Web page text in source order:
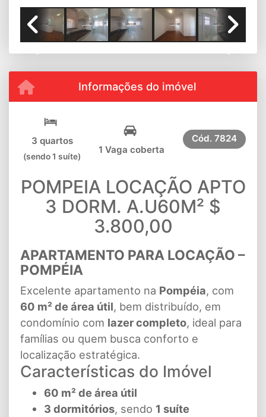
Informações do imóvel
3 quartos
(sendo 1 suíte)
1 Vaga coberta
Cód. 7824
POMPEIA LOCAÇÃO APTO
3 DORM. A.U60M² $
3.800,00
APARTAMENTO PARA LOCAÇÃO –
POMPÉIA
Excelente apartamento na Pompéia, com
60 m² de área útil, bem distribuído, em
condomínio com lazer completo, ideal para
famílias ou quem busca conforto e
localização estratégica.
Características do Imóvel
60 m² de área útil
3 dormitórios, sendo 1 suíte